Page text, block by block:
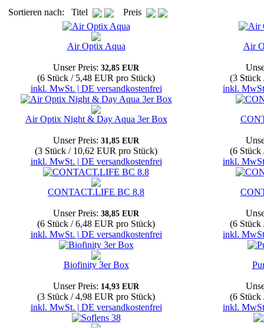
Sortieren nach: Titel
Preis
Air Optix Aqua
Unser Preis: 32,85 EUR
(6 Stück / 5,48 EUR pro Stück)
inkl. MwSt. | DE versandkostenfrei
Air
(3 Stück
inkl.
Air Optix Night & Day Aqua 3er Box
Unser Preis: 31,85 EUR
(3 Stück / 10,62 EUR pro Stück)
inkl. MwSt. | DE versandkostenfrei
(6 Stück
inkl.
CONTACT.LIFE BC 8.8
Unser Preis: 38,85 EUR
(6 Stück / 6,48 EUR pro Stück)
inkl. MwSt. | DE versandkostenfrei
(6 Stück
inkl.
Biofinity 3er Box
Unser Preis: 14,93 EUR
(3 Stück / 4,98 EUR pro Stück)
inkl. MwSt. | DE versandkostenfrei
(6 Stück
inkl.